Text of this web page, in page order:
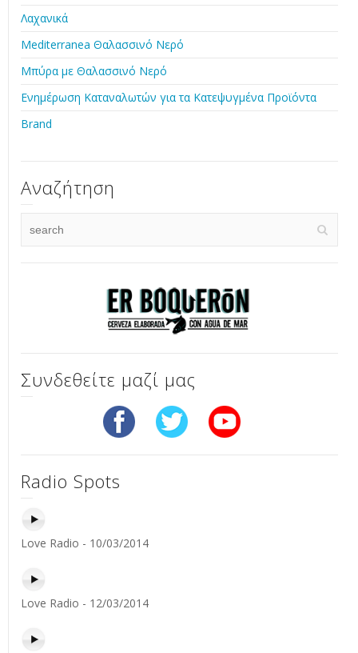
Λαχανικά
Mediterranea Θαλασσινό Νερό
Μπύρα με Θαλασσινό Νερό
Ενημέρωση Καταναλωτών για τα Κατεψυγμένα Προϊόντα
Brand
Αναζήτηση
Συνδεθείτε μαζί μας
Radio Spots
Love Radio - 10/03/2014
Love Radio - 12/03/2014